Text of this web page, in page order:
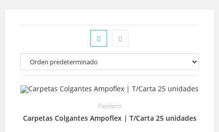
Papeleria
Carpetas Colgantes Ampoflex | T/Carta 25 unidades